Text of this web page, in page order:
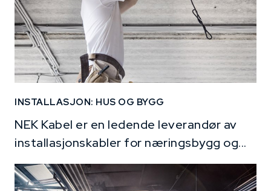
INSTALLASJON: HUS OG BYGG
NEK Kabel er en ledende leverandør av
installasjonskabler for næringsbygg og...